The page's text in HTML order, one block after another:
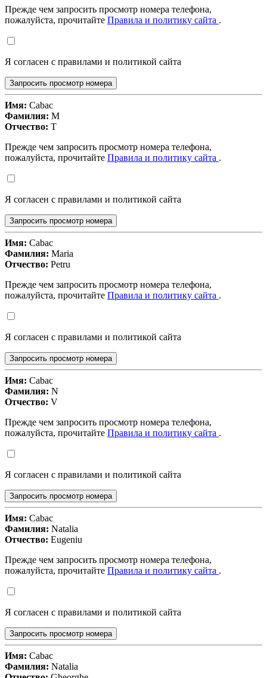
Прежде чем запросить просмотр номера телефона,
пожалуйста, прочитайте Правила и политику сайта .
Я согласен с правилами и политикой сайта
Запросить просмотр номера
Имя: Cabac
Фамилия: M
Отчество: T
Прежде чем запросить просмотр номера телефона,
пожалуйста, прочитайте Правила и политику сайта .
Я согласен с правилами и политикой сайта
Запросить просмотр номера
Имя: Cabac
Фамилия: Maria
Отчество: Petru
Прежде чем запросить просмотр номера телефона,
пожалуйста, прочитайте Правила и политику сайта .
Я согласен с правилами и политикой сайта
Запросить просмотр номера
Имя: Cabac
Фамилия: N
Отчество: V
Прежде чем запросить просмотр номера телефона,
пожалуйста, прочитайте Правила и политику сайта .
Я согласен с правилами и политикой сайта
Запросить просмотр номера
Имя: Cabac
Фамилия: Natalia
Отчество: Eugeniu
Прежде чем запросить просмотр номера телефона,
пожалуйста, прочитайте Правила и политику сайта .
Я согласен с правилами и политикой сайта
Запросить просмотр номера
Имя: Cabac
Фамилия: Natalia